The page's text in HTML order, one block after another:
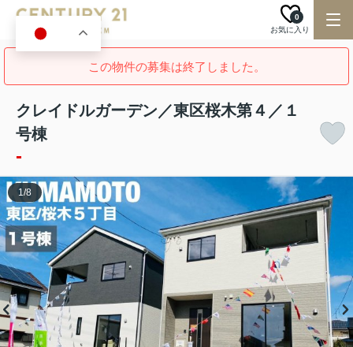
お気に入り
0
この物件の募集は終了しました。
クレイドルガーデン／東区桜木第４／１
号棟
-
1/8